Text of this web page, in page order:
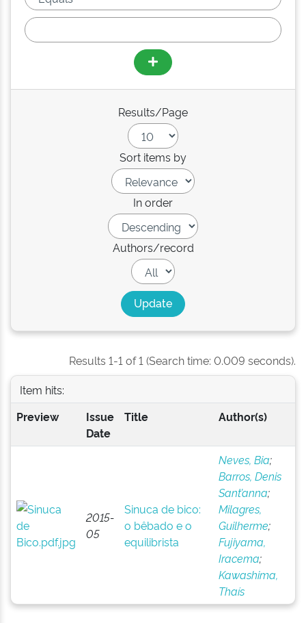
Results/Page
Sort items by
In order
Authors/record
Results 1-1 of 1 (Search time: 0.009 seconds).
Item hits:
Preview
Issue
Date
Title Author(s)
2015-
05
Sinuca de bico:
o bêbado e o
equilibrista
Neves, Bia;
Barros, Denis
Sant’anna;
Milagres,
Guilherme;
Fujiyama,
Iracema;
Kawashima,
Thaís